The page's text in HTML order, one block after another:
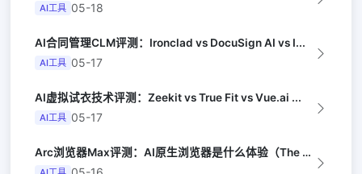
AI工具 05-18
AI合同管理CLM评测：Ironclad vs DocuSign AI vs I...
AI工具 05-17
AI虚拟试衣技术评测：Zeekit vs True Fit vs Vue.ai ...
AI工具 05-17
Arc浏览器Max评测：AI原生浏览器是什么体验（The Verge）